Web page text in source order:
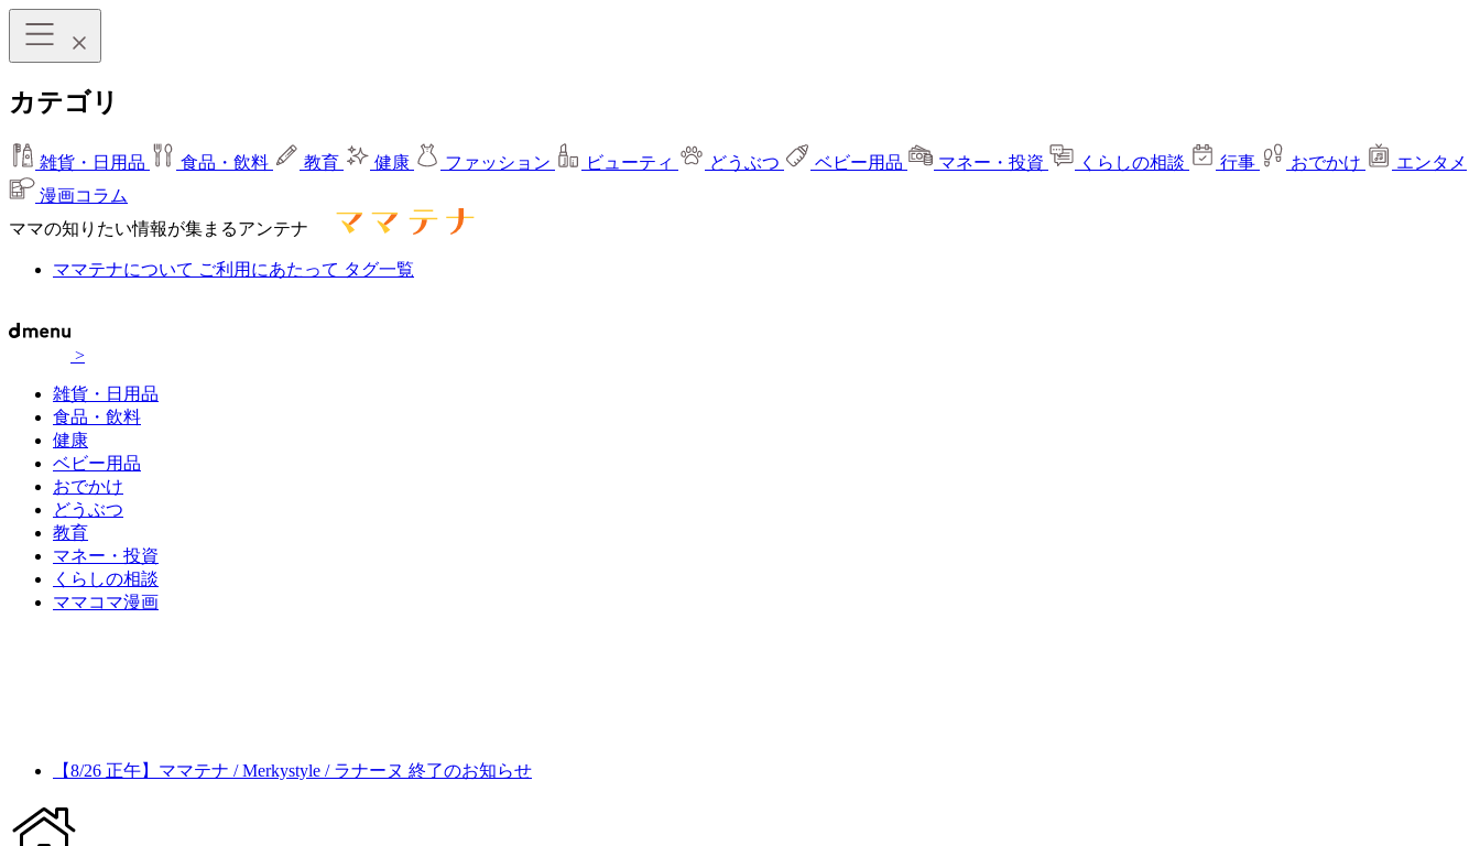
カテゴリ
雑貨・日用品 食品・飲料 教育 健康 ファッション ビューティ どうぶつ ベビー用品 マネー・投資 くらしの相談 行事 おでかけ
エンタメ
漫画コラム
ママの知りたい情報が集まるアンテナ
ママテナについて ご利用にあたって タグ一覧
>
雑貨・日用品
食品・飲料
健康
ベビー用品
おでかけ
どうぶつ
教育
マネー・投資
くらしの相談
ママコマ漫画
【8/26 正午】ママテナ / Merkystyle / ラナーヌ 終了のお知らせ